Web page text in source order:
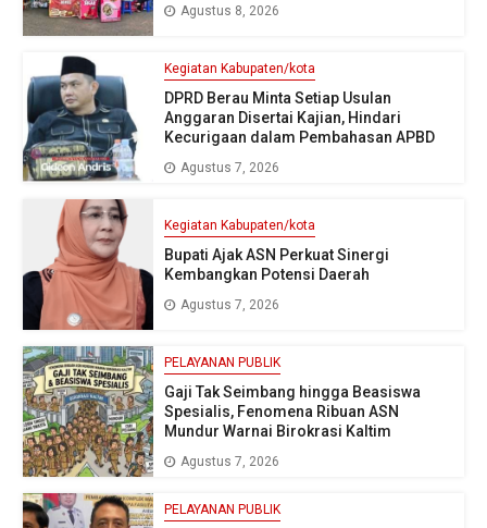
Agustus 8, 2026
Kegiatan Kabupaten/kota
DPRD Berau Minta Setiap Usulan
Anggaran Disertai Kajian, Hindari
Kecurigaan dalam Pembahasan APBD
Agustus 7, 2026
Kegiatan Kabupaten/kota
Bupati Ajak ASN Perkuat Sinergi
Kembangkan Potensi Daerah
Agustus 7, 2026
PELAYANAN PUBLIK
Gaji Tak Seimbang hingga Beasiswa
Spesialis, Fenomena Ribuan ASN
Mundur Warnai Birokrasi Kaltim
Agustus 7, 2026
PELAYANAN PUBLIK